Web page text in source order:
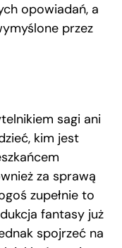
opowiadań, a
przez
sagi ani
kim jest
za sprawą
zupełnie to
fantasy już
spojrzeć na